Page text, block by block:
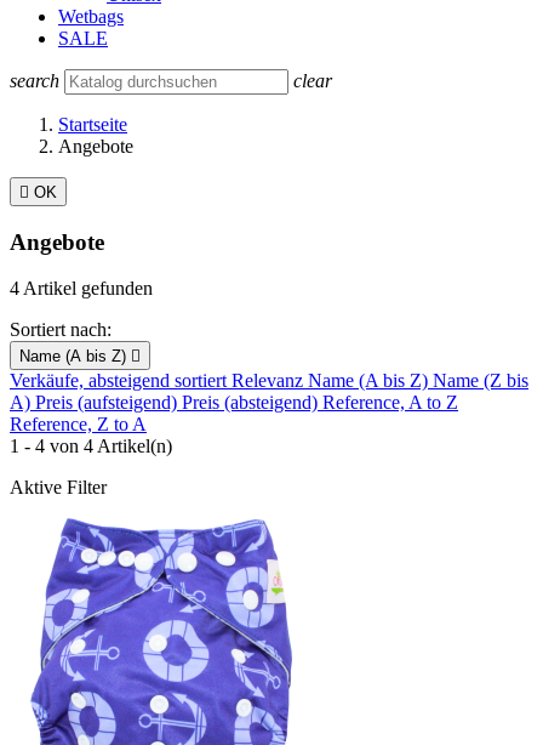
Wetbags
SALE
search clear
Startseite
Angebote
 OK
Angebote
4 Artikel gefunden
Sortiert nach:
Name (A bis Z) 
Verkäufe, absteigend sortiertRelevanz Name (A bis Z) Name (Z bis
A) Preis (aufsteigend) Preis (absteigend) Reference, A to Z
Reference, Z to A
1 - 4 von 4 Artikel(n)
Aktive Filter